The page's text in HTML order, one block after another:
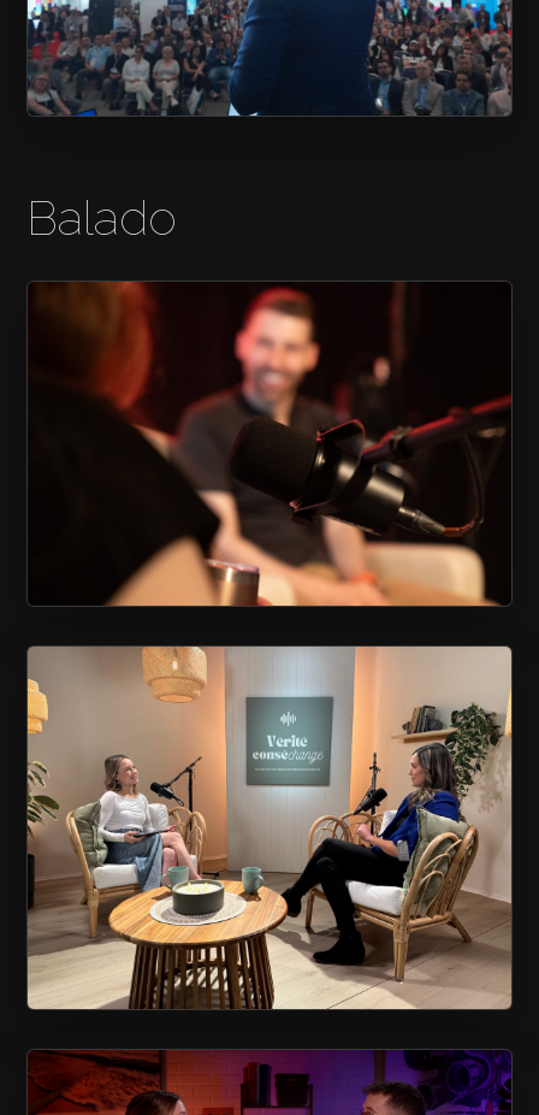
Balado
TOURNAGE D’UN BALADO
VÉRITÉ CONSÉCHANGE